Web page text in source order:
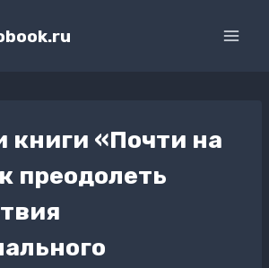
книги «Почти на
преодолеть